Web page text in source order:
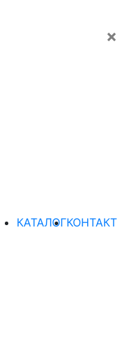
×
КАТАЛОГКОНТАКТ